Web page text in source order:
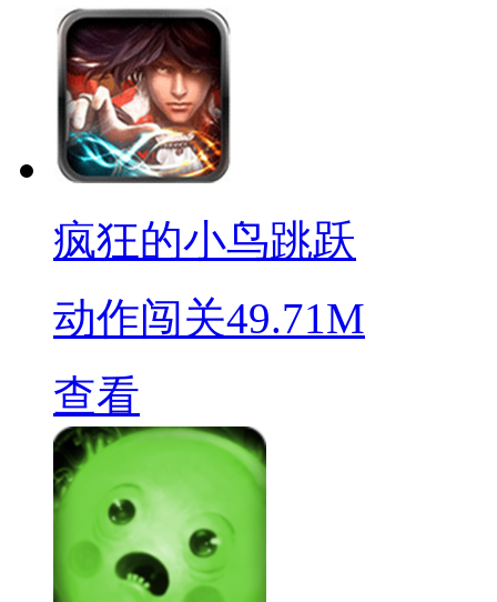
疯狂的小鸟跳跃
动作闯关49.71M
查看